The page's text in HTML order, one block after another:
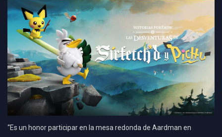
“Es un honor participar en la mesa redonda de Aardman en